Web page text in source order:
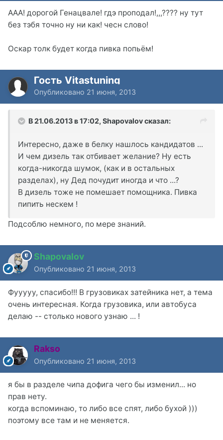
AAA! дорогой Генацвале! гдэ проподал!,,,???? ну тут
без тэбя точно ну ни как! чесн слово!
Оскар толк будет когда пивка попьём!
Гость Vitastuning
Опубликовано 21 июня, 2013
В 21.06.2013 в 17:02, Shapovalov сказал:
Интересно, даже в белку нашлось кандидатов ...
И чем дизель так отбивает желание? Ну есть
когда-никогда шумок, (как и в остальных
разделах), ну Дед почудит иногда и что ...?
В дизель тоже не помешает помощника. Пивка
пипить нескем !
Подсоблю немного, по мере знаний.
Shapovalov
Опубликовано 21 июня, 2013
Фууууу, спасибо!!! В грузовиках затейника нет, а тема
очень интересная. Когда грузовика, или автобуса
делаю -- столько нового узнаю ... !
Rakso
Опубликовано 21 июня, 2013
я бы в разделе чипа дофига чего бы изменил... но
прав нету.
когда вспоминаю, то либо все спят, либо бухой )))
поэтому все там и не меняется.